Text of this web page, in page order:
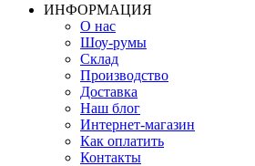
ИНФОРМАЦИЯ
О нас
Шоу-румы
Склад
Производство
Доставка
Наш блог
Интернет-магазин
Как оплатить
Контакты